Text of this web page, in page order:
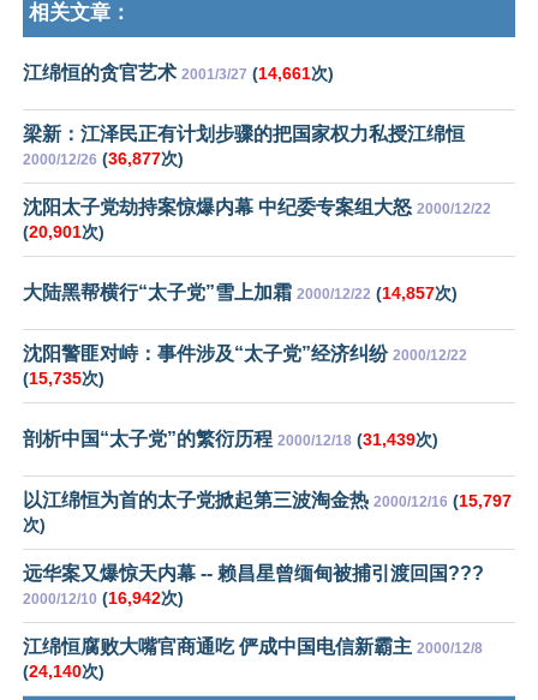
相关文章：
江绵恒的贪官艺术 2001/3/27 (14,661次)
梁新：江泽民正有计划步骤的把国家权力私授江绵恒
2000/12/26 (36,877次)
沈阳太子党劫持案惊爆内幕 中纪委专案组大怒 2000/12/22
(20,901次)
大陆黑帮横行“太子党”雪上加霜 2000/12/22 (14,857次)
沈阳警匪对峙：事件涉及“太子党”经济纠纷 2000/12/22
(15,735次)
剖析中国“太子党”的繁衍历程 2000/12/18 (31,439次)
以江绵恒为首的太子党掀起第三波淘金热 2000/12/16 (15,797
次)
远华案又爆惊天内幕 -- 赖昌星曾缅甸被捕引渡回国???
2000/12/10 (16,942次)
江绵恒腐败大嘴官商通吃 俨成中国电信新霸主 2000/12/8
(24,140次)